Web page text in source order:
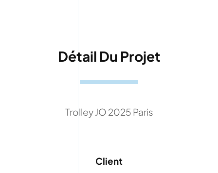
Détail Du Projet
Trolley JO 2025 Paris
Client